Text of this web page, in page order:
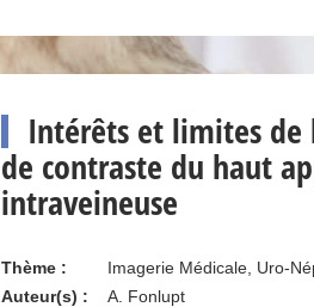
Intérêts et limites
de contraste du haut
intraveineuse
Thème :
Imagerie Médicale, Uro-
Auteur(s) :
A. Fonlupt